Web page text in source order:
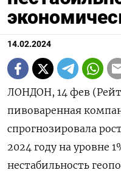
14.02.2024
ЛОНДОН, 14 фев
пивоваренная
спрогнозировала
2024 году на уровне
нестабильность